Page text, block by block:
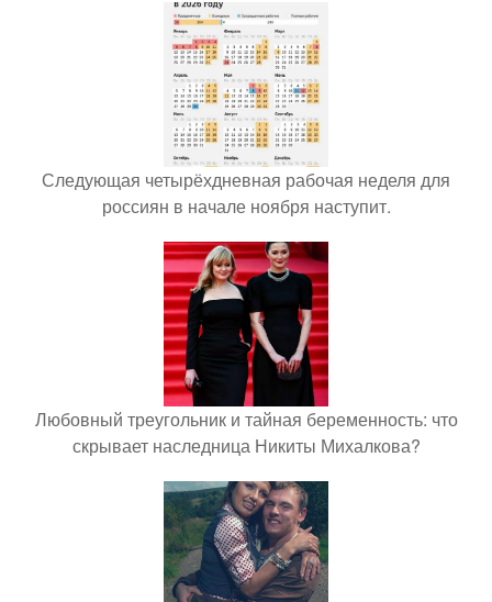
Следующая четырёхдневная рабочая неделя для
россиян в начале ноября наступит.
Любовный треугольник и тайная беременность: что
скрывает наследница Никиты Михалкова?